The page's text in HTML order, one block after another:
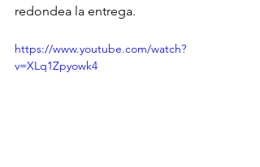
redondea la entrega.
https://www.youtube.com/watch?
v=XLq1Zpyowk4